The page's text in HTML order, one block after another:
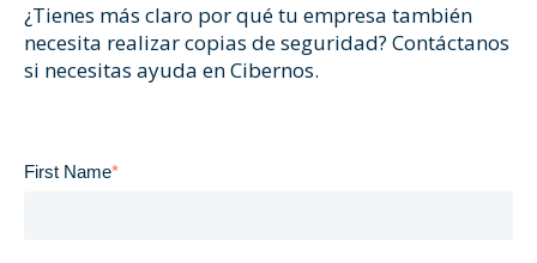
¿Tienes más claro por qué tu empresa también
necesita realizar copias de seguridad? Contáctanos
si necesitas ayuda enCibernos.
First Name*